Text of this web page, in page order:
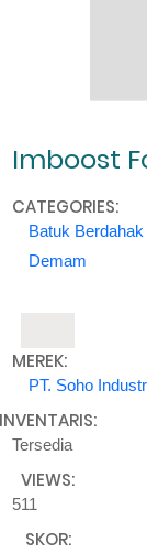
Imboost
CATEGORIES:
Batuk Berdahak
Demam
MEREK:
PT. Soho
INVENTARIS:
Tersedia
VIEWS:
511
SKOR: